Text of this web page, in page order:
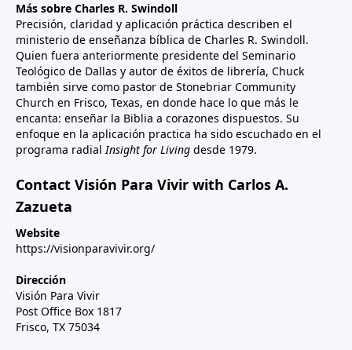
Más sobre Charles R. Swindoll
Precisión, claridad y aplicación práctica describen el
ministerio de enseñanza bíblica de Charles R. Swindoll.
Quien fuera anteriormente presidente del Seminario
Teológico de Dallas y autor de éxitos de librería, Chuck
también sirve como pastor de Stonebriar Community
Church en Frisco, Texas, en donde hace lo que más le
encanta: enseñar la Biblia a corazones dispuestos. Su
enfoque en la aplicación practica ha sido escuchado en el
programa radialInsight for Living desde 1979.
Contact Visión Para Vivir with Carlos A.
Zazueta
Website
https://visionparavivir.org/
Dirección
Visión Para Vivir
Post Office Box 1817
Frisco, TX 75034